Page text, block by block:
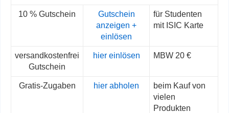
10 % Gutschein
Gutschein
anzeigen +
einlösen
für Studenten
mit ISIC Karte
versandkostenfrei
Gutschein
hier einlösen MBW 20 €
Gratis-Zugaben hier abholen
beim Kauf von
vielen
Produkten